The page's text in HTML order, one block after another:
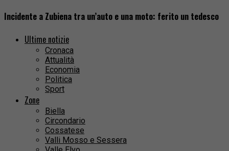
Incidente a Zubiena tra un’auto e una moto: ferito un tedesco
Ultime notizie
Cronaca
Attualità
Economia
Politica
Sport
Zone
Biella
Circondario
Cossatese
Valli Mosso e Sessera